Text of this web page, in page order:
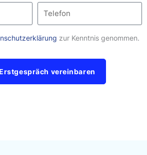
zur Kenntnis genommen.
vereinbaren